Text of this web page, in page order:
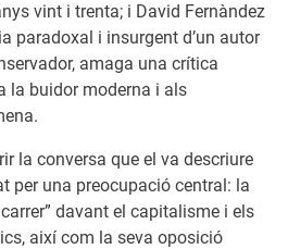
vint i trenta; i David Fernàndez
paradoxal i insurgent d’un autor
amaga una crítica
la buidor moderna i als
la conversa que el va descriure
per una preocupació central: la
davant el capitalisme i els
així com la seva oposició